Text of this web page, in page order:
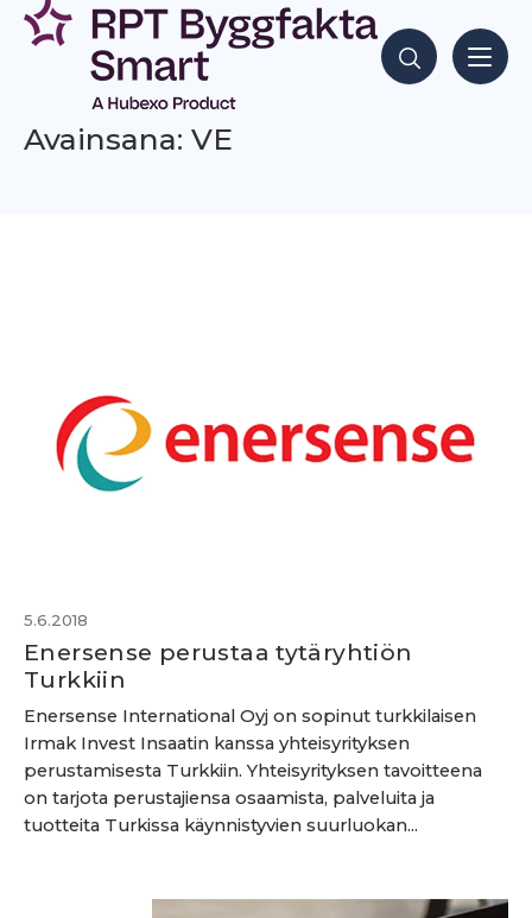
Siirry
sisältöön
Hae sisältöjä
Avainsana: VE
5.6.2018
Enersense perustaa tytäryhtiön
Turkkiin
Enersense International Oyj on sopinut turkkilaisen
Irmak Invest Insaatin kanssa yhteisyrityksen
perustamisesta Turkkiin. Yhteisyrityksen tavoitteena
on tarjota perustajiensa osaamista, palveluita ja
tuotteita Turkissa käynnistyvien suurluokan...